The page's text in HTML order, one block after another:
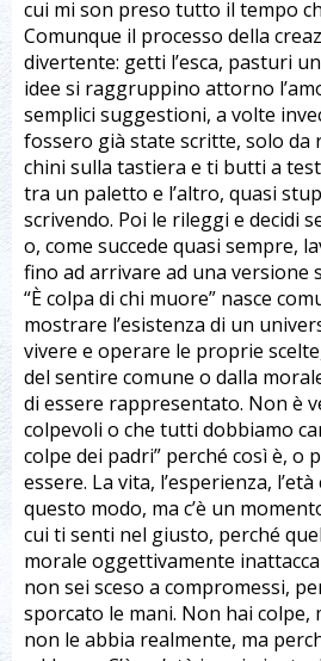
cui mi son preso tutto il tempo
Comunque il processo della
divertente: getti l’esca, pasturi
idee si raggruppino attorno
semplici suggestioni, a volte
fossero già state scritte, solo da
chini sulla tastiera e ti butti a
tra un paletto e l’altro, quasi
scrivendo. Poi le rileggi e decidi
o, come succede quasi sempre,
fino ad arrivare ad una versione
“È colpa di chi muore” nasce
mostrare l’esistenza di un
vivere e operare le proprie
del sentire comune o dalla
di essere rappresentato. Non è
colpevoli o che tutti dobbiamo
colpe dei padri” perché così è, o
essere. La vita, l’esperienza,
questo modo, ma c’è un
cui ti senti nel giusto, perché
morale oggettivamente
non sei sceso a compromessi,
sporcato le mani. Non hai colpe,
non le abbia realmente, ma